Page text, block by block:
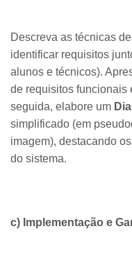
Descreva as técnicas
identificar requisitos
alunos e técnicos).
de requisitos funcionais
seguida, elabore um
simplificado (em
imagem), destacando
do sistema.
c) Implementação e